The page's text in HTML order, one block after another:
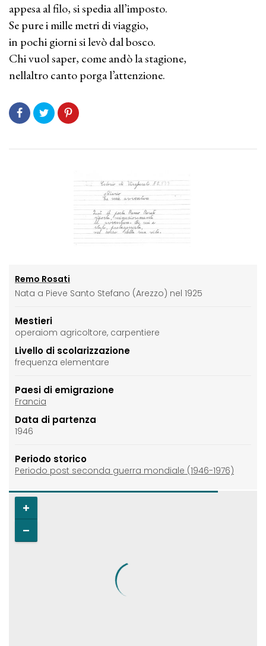
appesa al filo, si spedia all’imposto.
Se pure i mille metri di viaggio,
in pochi giorni si levò dal bosco.
Chi vuol saper, come andò la stagione,
nellaltro canto porga l’attenzione.
Remo Rosati
Nata a Pieve Santo Stefano (Arezzo) nel 1925
Mestieri
operaiom agricoltore, carpentiere
Livello di scolarizzazione
frequenza elementare
Paesi di emigrazione
Francia
Data di partenza
1946
Periodo storico
Periodo post seconda guerra mondiale (1946-1976)